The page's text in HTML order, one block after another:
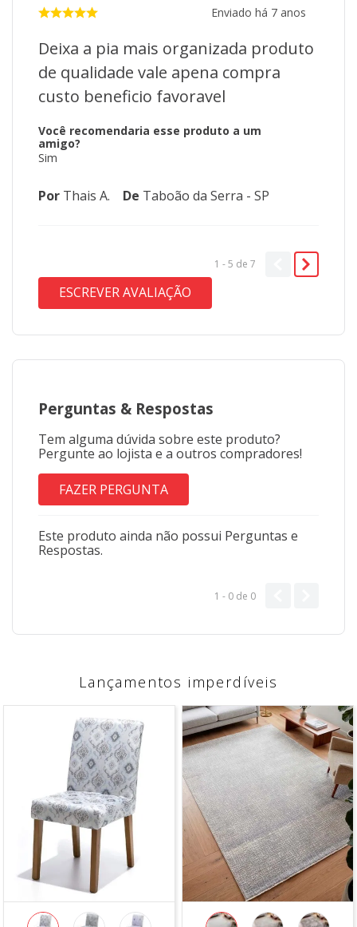
Enviado há 7 anos
Deixa a pia mais organizada produto
de qualidade vale apena compra
custo beneficio favoravel
Você recomendaria esse produto a um
amigo?
Sim
Por Thais A. De Taboão da Serra - SP
1 - 5 de 7
ESCREVER AVALIAÇÃO
Perguntas & Respostas
Tem alguma dúvida sobre este produto?
Pergunte ao lojista e a outros compradores!
FAZER PERGUNTA
Este produto ainda não possui Perguntas e
Respostas.
1 - 0 de 0
Lançamentos imperdíveis